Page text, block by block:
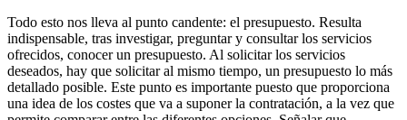
Todo esto nos lleva al punto candente: el presupuesto. Resulta
indispensable, tras investigar, preguntar y consultar los servicios
ofrecidos, conocer un presupuesto. Al solicitar los servicios
deseados, hay que solicitar al mismo tiempo, un presupuesto lo más
detallado posible. Este punto es importante puesto que proporciona
una idea de los costes que va a suponer la contratación, a la vez que